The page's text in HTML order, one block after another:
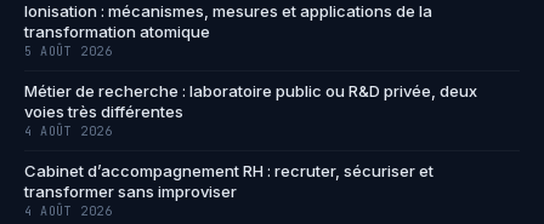
Ionisation : mécanismes, mesures et applications de la
transformation atomique
5 AOÛT 2026
Métier de recherche : laboratoire public ou R&D privée, deux
voies très différentes
4 AOÛT 2026
Cabinet d’accompagnement RH : recruter, sécuriser et
transformer sans improviser
4 AOÛT 2026